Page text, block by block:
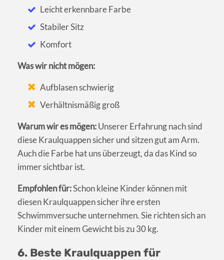
Leicht erkennbare Farbe
Stabiler Sitz
Komfort
Was wir nicht mögen:
Aufblasen schwierig
Verhältnismäßig groß
Warum wir es mögen:Unserer Erfahrung nach sind
diese Kraulquappen sicher und sitzen gut am Arm.
Auch die Farbe hat uns überzeugt, da das Kind so
immer sichtbar ist.
Empfohlen für:Schon kleine Kinder können mit
diesen Kraulquappen sicher ihre ersten
Schwimmversuche unternehmen. Sie richten sich an
Kinder mit einem Gewicht bis zu 30 kg.
6. Beste Kraulquappen für